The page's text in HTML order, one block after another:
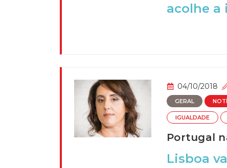
acolhe a
04/10/2018
GERAL
IGUALDADE
Portugal
Lisboa